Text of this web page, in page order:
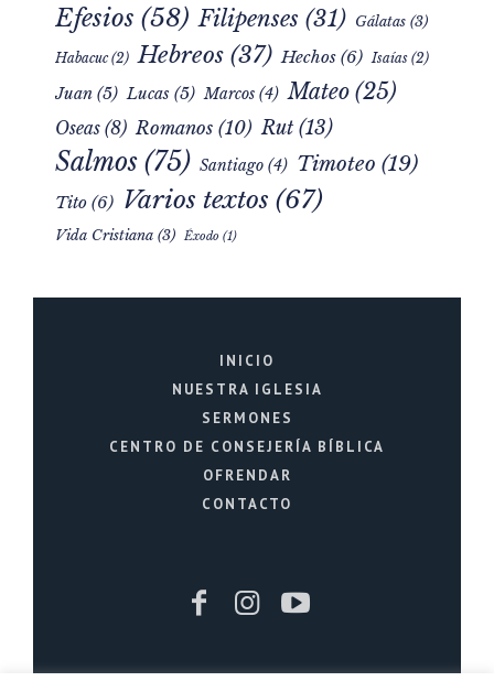
Colosenses (1) Deuteronomio(2) Diseño de Dios (1)
Efesios (58) Filipenses (31) Gálatas (3)
Habacuc(2) Hebreos (37) Hechos(6) Isaías
Juan(5) Lucas(5) Marcos (4) Mateo
Oseas(8) Romanos (10) Rut (13)
Salmos(75) Santiago(4) Timoteo
Tito (6) Varios textos
INICIO
NUESTRA IGLESIA
SERMONES
CENTRO DE CONSEJERÍA BÍBLICA
OFRENDAR